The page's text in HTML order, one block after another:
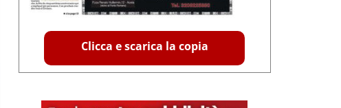
Clicca e scarica la copia